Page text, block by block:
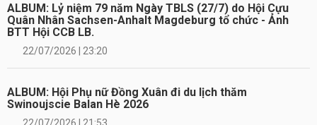
ALBUM: Lỷ niệm 79 năm Ngày TBLS (27/7) do Hội Cựu
Quân Nhân Sachsen-Anhalt Magdeburg tổ chức - Ảnh
BTT Hội CCB LB.
22/07/2026 | 23:20
ALBUM: Hội Phụ nữ Đồng Xuân đi du lịch thăm
Swinoujscie Balan Hè 2026